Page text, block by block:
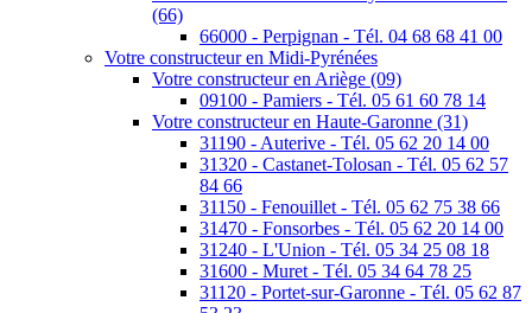
(66)
66000 - Perpignan - Tél. 04 68 68 41 00
Votre constructeur en Midi-Pyrénées
Votre constructeur en Ariège (09)
09100 - Pamiers - Tél. 05 61 60 78 14
Votre constructeur en Haute-Garonne (31)
31190 - Auterive - Tél. 05 62 20 14 00
31320 - Castanet-Tolosan - Tél. 05 62 57
84 66
31150 - Fenouillet - Tél. 05 62 75 38 66
31470 - Fonsorbes - Tél. 05 62 20 14 00
31240 - L'Union - Tél. 05 34 25 08 18
31600 - Muret - Tél. 05 34 64 78 25
31120 - Portet-sur-Garonne - Tél. 05 62 87